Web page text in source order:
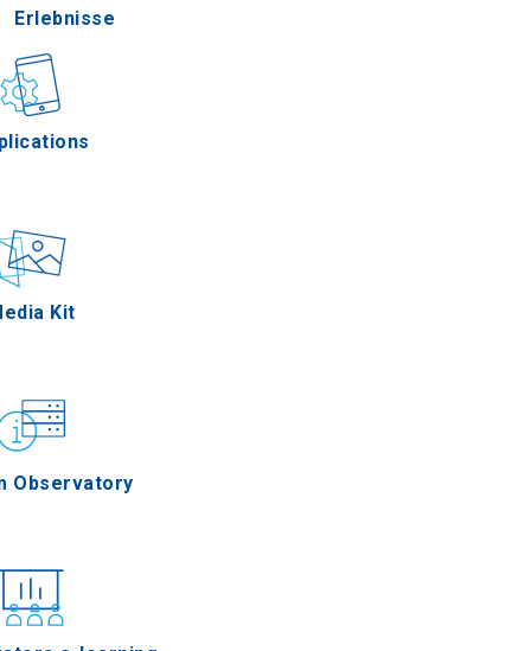
Gastronomie
Ereignisse
Kit
Observatory
Erlebnisse